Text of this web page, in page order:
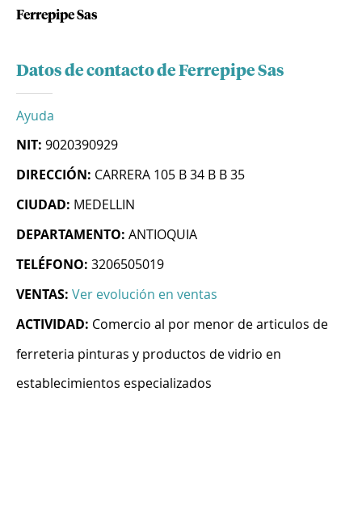
Ferrepipe Sas
Datos de contacto de Ferrepipe Sas
Ayuda
NIT: 9020390929
DIRECCIÓN: CARRERA 105 B 34 B B 35
CIUDAD: MEDELLIN
DEPARTAMENTO: ANTIOQUIA
TELÉFONO: 3206505019
VENTAS: Ver evolución en ventas
ACTIVIDAD: Comercio al por menor de articulos de
ferreteria pinturas y productos de vidrio en
establecimientos especializados